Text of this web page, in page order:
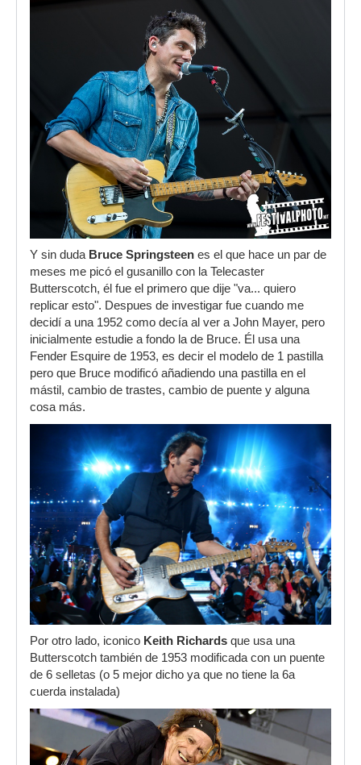
Y sin duda Bruce Springsteen es el que hace un par de
meses me picó el gusanillo con la Telecaster
Butterscotch, él fue el primero que dije "va... quiero
replicar esto". Despues de investigar fue cuando me
decidí a una 1952 como decía al ver a John Mayer, pero
inicialmente estudie a fondo la de Bruce. Él usa una
Fender Esquire de 1953, es decir el modelo de 1 pastilla
pero que Bruce modificó añadiendo una pastilla en el
mástil, cambio de trastes, cambio de puente y alguna
cosa más.
Por otro lado, iconico Keith Richards que usa una
Butterscotch también de 1953 modificada con un puente
de 6 selletas (o 5 mejor dicho ya que no tiene la 6a
cuerda instalada)